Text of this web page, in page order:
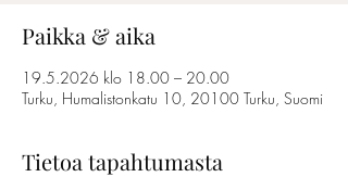
Paikka & aika
19.5.2026 klo 18.00 – 20.00
Turku, Humalistonkatu 10, 20100 Turku, Suomi
Tietoa tapahtumasta